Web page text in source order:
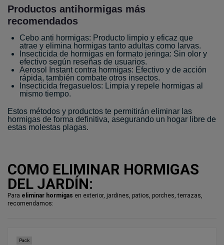
Productos antihormigas más
recomendados
Cebo anti hormigas: Producto limpio y eficaz que
atrae y elimina hormigas tanto adultas como larvas.
Insecticida de hormigas en formato jeringa: Sin olor y
efectivo según reseñas de usuarios.
Aerosol Instant contra hormigas: Efectivo y de acción
rápida, también combate otros insectos.
Insecticida fregasuelos: Limpia y repele hormigas al
mismo tiempo.
Estos métodos y productos te permitirán eliminar las
hormigas de forma definitiva, asegurando un hogar libre de
estas molestas plagas.
COMO ELIMINAR HORMIGAS
DEL JARDÍN:
Para eliminar hormigas en exterior, jardines, patios, porches, terrazas,
recomendamos:
Pack